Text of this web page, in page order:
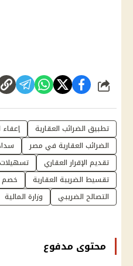
شارك
تطبيق الضرائب العقارية
الضرائب العقارية في مصر
تقديم الإقرار العقاري
تسهيلات
تقسيط الضريبة العقارية
خصم
التصالح الضريبي
وزارة المالية
محتوى مدفوع